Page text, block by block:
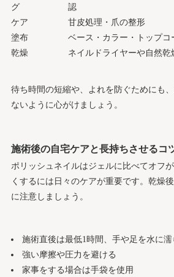
グ
認
ケア 甘皮処理・爪の整形
塗布
ベース・カラー・トップコ
乾燥
ネイルドライヤーや自然乾
待ち時間の短縮や、よれを防ぐためにも
ないように心がけましょう。
施術後の自宅ケアと長持ちさせるコ
ポリッシュネイルはジェルに比べてオフ
くするには日々のケアが重要です。乾燥
に注意しましょう。
施術直後は最低1時間、手や足を水に
強い摩擦や圧力を避ける
家事をする場合は手袋を使用